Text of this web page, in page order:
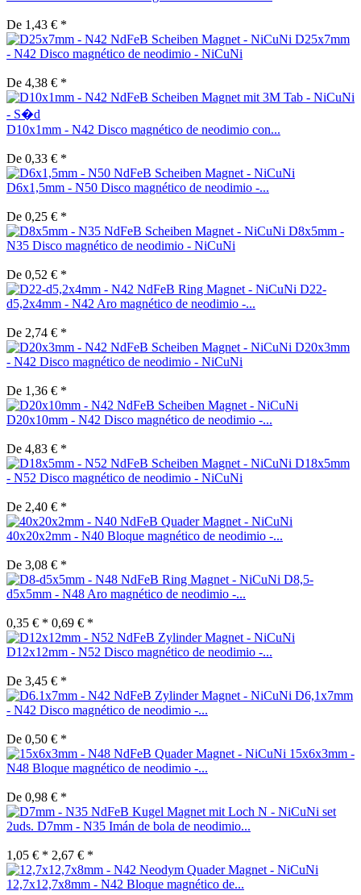
De 1,43 € *
D25x7mm
- N42 Disco magnético de neodimio - NiCuNi
De 4,38 € *
D10x1mm - N42 Disco magnético de neodimio con...
De 0,33 € *
D6x1,5mm - N50 Disco magnético de neodimio -...
De 0,25 € *
D8x5mm -
N35 Disco magnético de neodimio - NiCuNi
De 0,52 € *
D22-
d5,2x4mm - N42 Aro magnético de neodimio -...
De 2,74 € *
D20x3mm
- N42 Disco magnético de neodimio - NiCuNi
De 1,36 € *
D20x10mm - N42 Disco magnético de neodimio -...
De 4,83 € *
D18x5mm
- N52 Disco magnético de neodimio - NiCuNi
De 2,40 € *
40x20x2mm - N40 Bloque magnético de neodimio -...
De 3,08 € *
D8,5-
d5x5mm - N48 Aro magnético de neodimio -...
0,35 € * 0,69 € *
D12x12mm - N52 Disco magnético de neodimio -...
De 3,45 € *
D6,1x7mm
- N42 Disco magnético de neodimio -...
De 0,50 € *
15x6x3mm -
N48 Bloque magnético de neodimio -...
De 0,98 € *
set
2uds. D7mm - N35 Imán de bola de neodimio...
1,05 € * 2,67 € *
12,7x12,7x8mm - N42 Bloque magnético de...